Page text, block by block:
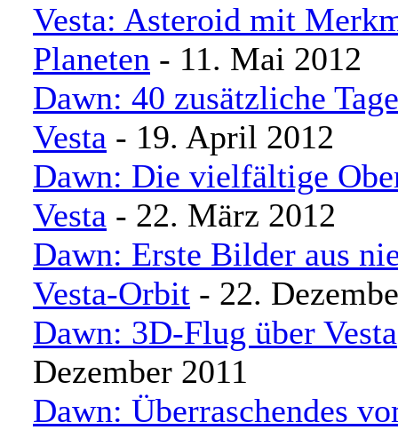
Vesta: Asteroid mit
Planeten - 11. Mai 2012
Dawn: 40 zusätzliche
Vesta - 19. April 2012
Dawn: Die vielfältige
Vesta - 22. März 2012
Dawn: Erste Bilder aus
Vesta-Orbit - 22.
Dawn: 3D-Flug über Vesta
Dezember 2011
Dawn: Überraschendes